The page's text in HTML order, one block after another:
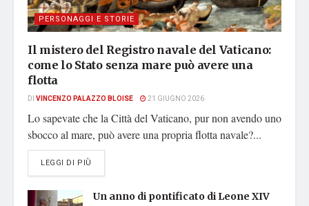
PERSONAGGI E STORIE
Il mistero del Registro navale del Vaticano:
come lo Stato senza mare può avere una
flotta
DI VINCENZO PALAZZO BLOISE 21 GIUGNO 2026
Lo sapevate che la Città del Vaticano, pur non avendo uno
sbocco al mare, può avere una propria flotta navale?...
LEGGI DI PIÙ
Un anno di pontificato di Leone XIV